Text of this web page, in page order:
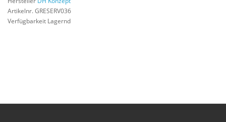
Artikelnr. GRESERV036
Verfügbarkeit Lagernd